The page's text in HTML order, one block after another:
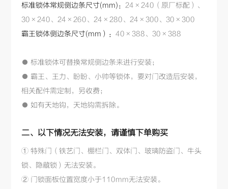
标准锁体常规侧边条尺寸(mm)：24×240（原厂标配）、
30 ×240、24×260、24×280、24×300、30 ×300
霸王锁体侧边条尺寸(mm）：40 ×388、30 ×388
● 标准锁体可替换常规侧边条来进行安装；
● 霸王、王力、盼盼、小帅等锁体，要对门改造后安装，
相关配件需定制，另收费；
● 如有天地钩，天地钩需拆除。
二、以下情况无法安装，请谨慎下单购买
① 特殊门（铁艺门、棚栏门、双体门、玻璃防盗门、牛头
锁、隐藏锁）无法安装。
② 门锁面板位置宽度小于110mm无法安装。